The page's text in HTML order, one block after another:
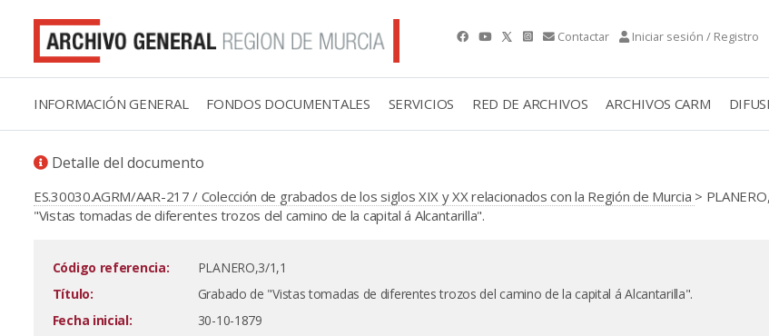
Contactar Iniciar sesión / Registro
INFORMACIÓN GENERAL FONDOS DOCUMENTALES SERVICIOS RED DE ARCHIVOS ARCHIVOS CARM
Detalle del documento
ES.30030.AGRM/AAR-217 / Colección de grabados de los siglos XIX y XX relacionados con la Región de Murcia >
"Vistas tomadas de diferentes trozos del camino de la capital á Alcantarilla".
Código referencia:
PLANERO,3/1,1
Título:
Grabado de "Vistas tomadas de diferentes trozos del camino de la capital á Alcantarilla".
Fecha inicial:
30-10-1879